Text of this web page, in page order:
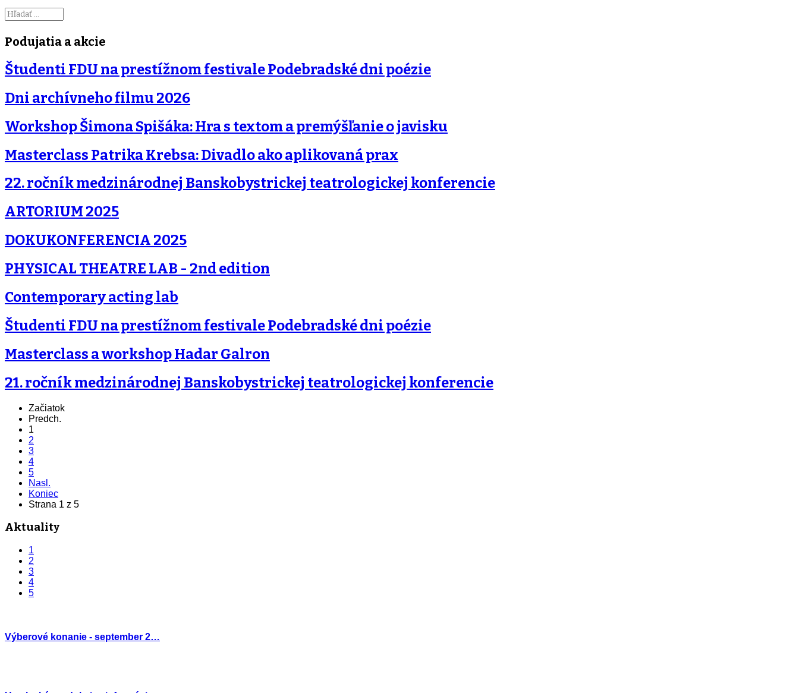
Podujatia a akcie
Študenti FDU na prestížnom festivale Podebradské dni poézie
Dni archívneho filmu 2026
Workshop Šimona Spišáka: Hra s textom a premýšľanie o javisku
Masterclass Patrika Krebsa: Divadlo ako aplikovaná prax
22. ročník medzinárodnej Banskobystrickej teatrologickej konferencie
ARTORIUM 2025
DOKUKONFERENCIA 2025
PHYSICAL THEATRE LAB - 2nd edition
Contemporary acting lab
Študenti FDU na prestížnom festivale Podebradské dni poézie
Masterclass a workshop Hadar Galron
21. ročník medzinárodnej Banskobystrickej teatrologickej konferencie
Začiatok
Predch.
1
2
3
4
5
Nasl.
Koniec
Strana 1 z 5
Aktuality
1
2
3
4
5
Výberové konanie - september 2…